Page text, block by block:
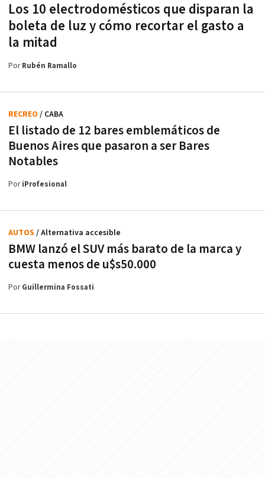
Los 10 electrodomésticos que disparan la
boleta de luz y cómo recortar el gasto a
la mitad
PorRubén Ramallo
El listado de 12 bares emblemáticos de
Buenos Aires que pasaron a ser Bares
Notables
RECREO / CABA
PoriProfesional
BMW lanzó el SUV más barato de la marca y
cuesta menos de u$s50.000
AUTOS / Alternativa accesible
PorGuillermina Fossati